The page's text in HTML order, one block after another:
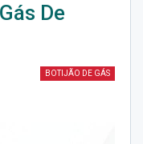
De
BOTIJÃO DE GÁS